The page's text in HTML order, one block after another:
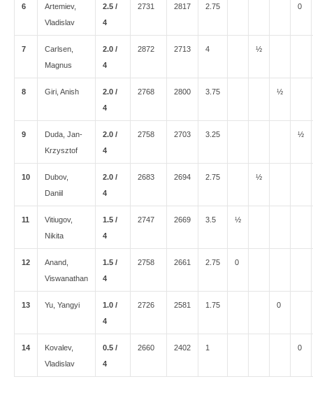
6
Artemiev,
Vladislav
2.5 /
4
2731 2817 2.75 0
7
Carlsen,
Magnus
2.0 /
4
2872 2713 4 ½
8 Giri, Anish
2.0 /
4
2768 2800 3.75 ½
9
Duda, Jan-
Krzysztof
2.0 /
4
2758 2703 3.25 ½
10
Dubov,
Daniil
2.0 /
4
2683 2694 2.75 ½
11
Vitiugov,
Nikita
1.5 /
4
2747 2669 3.5 ½
12
Anand,
Viswanathan
1.5 /
4
2758 2661 2.75 0
13 Yu, Yangyi
1.0 /
4
2726 2581 1.75 0
14
Kovalev,
Vladislav
0.5 /
4
2660 2402 1 0